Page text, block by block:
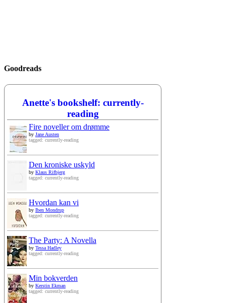
Goodreads
Anette's bookshelf: currently-
reading
Fire noveller om drømme
by Jane Austen
tagged: currently-reading
Den kroniske uskyld
by Klaus Rifbjerg
tagged: currently-reading
Hvordan kan vi
by Iben Mondrup
tagged: currently-reading
The Party: A Novella
by Tessa Hadley
tagged: currently-reading
Min bokverden
by Kerstin Ekman
tagged: currently-reading